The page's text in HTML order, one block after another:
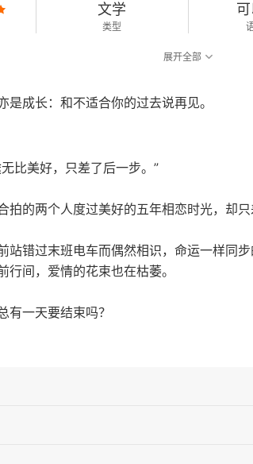
文学
类型
展开全部
是成长：和不适合你的过去说再见。
比美好，只差了后一步。”
拍的两个人度过美好的五年相恋时光，却
站错过末班电车而偶然相识，命运一样同
行间，爱情的花束也在枯萎。
有一天要结束吗？